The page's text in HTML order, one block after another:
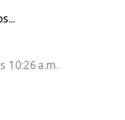
10:26 a.m.